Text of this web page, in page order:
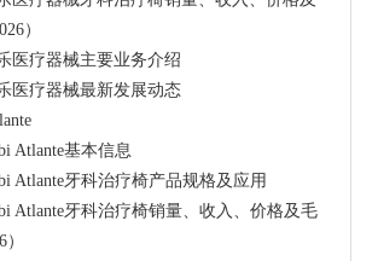
）
安乐医疗器械主要业务介绍
安乐医疗器械最新发展动态
Dabi Atlante基本信息
Dabi Atlante牙科治疗椅产品规格及应用